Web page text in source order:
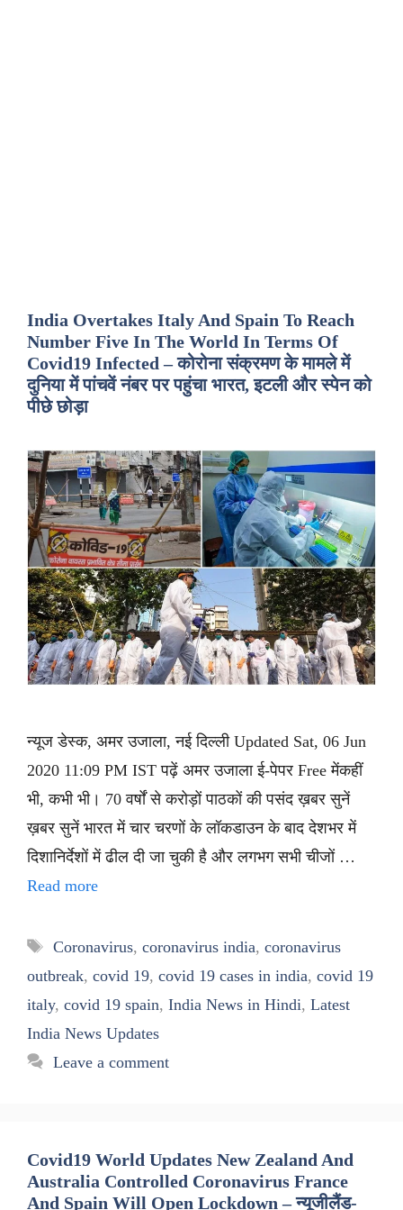
India Overtakes Italy And Spain To Reach
Number Five In The World In Terms Of
Covid19 Infected – कोरोना संक्रमण के मामले में
दुनिया में पांचवें नंबर पर पहुंचा भारत, इटली और स्पेन को
पीछे छोड़ा
न्यूज डेस्क, अमर उजाला, नई दिल्ली Updated Sat, 06 Jun
2020 11:09 PM IST पढ़ें अमर उजाला ई-पेपर Free मेंकहीं
भी, कभी भी। 70 वर्षों से करोड़ों पाठकों की पसंद ख़बर सुनें
ख़बर सुनें भारत में चार चरणों के लॉकडाउन के बाद देशभर में
दिशानिर्देशों में ढील दी जा चुकी है और लगभग सभी चीजों …
Read more
Tags
Coronavirus, coronavirus india, coronavirus
outbreak, covid 19, covid 19 cases in india, covid 19
italy, covid 19 spain, India News in Hindi, Latest
India News Updates
Leave a comment
Covid19 World Updates New Zealand And
Australia Controlled Coronavirus France
And Spain Will Open Lockdown – न्यूजीलैंड-